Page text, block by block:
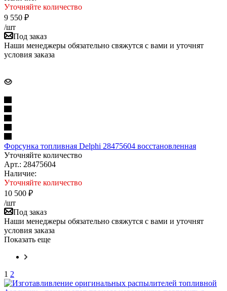
Уточняйте количество
9 550 ₽
/шт
Под заказ
Наши менеджеры обязательно свяжутся с вами и уточнят
условия заказа
Форсунка топливная Delphi 28475604 восстановленная
Уточняйте количество
Арт.: 28475604
Наличие:
Уточняйте количество
10 500 ₽
/шт
Под заказ
Наши менеджеры обязательно свяжутся с вами и уточнят
условия заказа
Показать еще
1 2